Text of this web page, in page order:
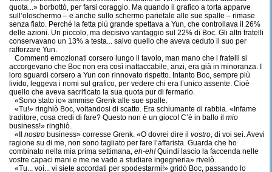
quota...» borbottò, per farsi coraggio. Ma quando il grafico a torta apparve
sull’oloschermo – e anche sullo schermo parietale alle sue spalle – rimase
senza fiato. Perché la fetta più grande spettava a Yun, che controllava il 26%
delle azioni. Un piccolo, ma decisivo vantaggio sul 22% di Boc. Gli altri fratelli
conservavano un 13% a testa... salvo quello che aveva ceduto il suo per
rafforzare Yun.
Commenti emozionati corsero lungo il tavolo, man mano che i fratelli si
accorgevano che Boc non era così inattaccabile, anzi, era già in minoranza. I
loro sguardi corsero a Yun con rinnovato rispetto. Intanto Boc, sempre più
livido, leggeva i nomi sul grafico, per vedere chi era l’unico assente. Cioè
quello che aveva sacrificato la sua quota pur di fermarlo.
«Sono stato io» ammise Grenk alle sue spalle.
«Tu!» ringhiò Boc, voltandosi di scatto. Era schiumante di rabbia. «Infame
traditore, cosa credi di fare? Questo non è un gioco! C’è in ballo il mio
business!» ringhiò.
«Il nostro business» corresse Grenk. «O dovrei dire il vostro, di voi sei. Avevi
ragione su di me, non sono tagliato per fare l’affarista. Guarda che ho
combinato nella mia prima settimana, eh-eh!Quindi lascio la faccenda nelle
vostre capaci mani e me ne vado a studiare ingegneria» rivelò.
«Tu... voi... vi siete accordati per spodestarmi!» gridò Boc, passando lo